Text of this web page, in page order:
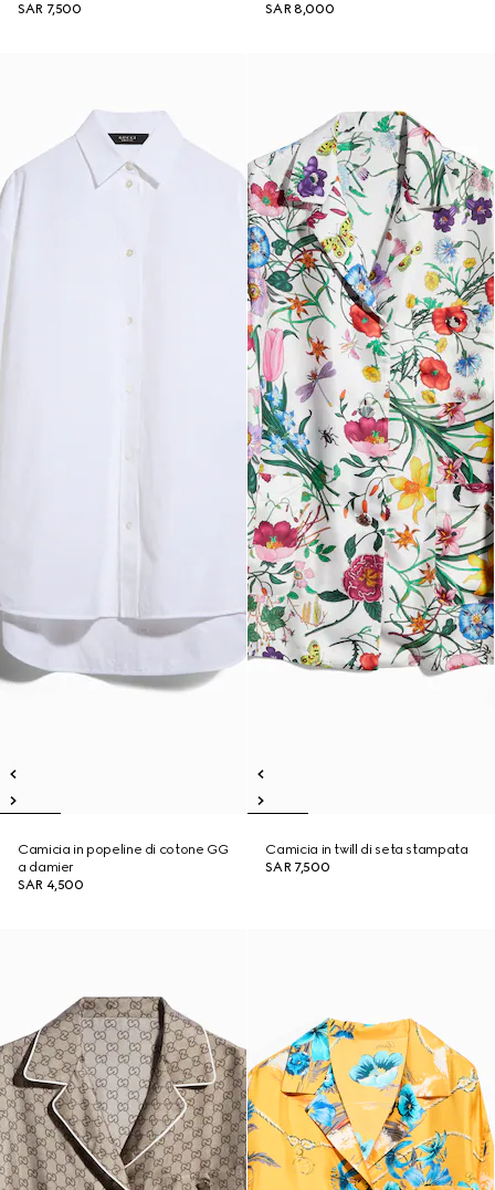
SAR 7,500
SAR 8,000
Camicia in popeline di cotone GG
a damier
SAR 4,500
Camicia in twill di seta stampata
SAR 7,500